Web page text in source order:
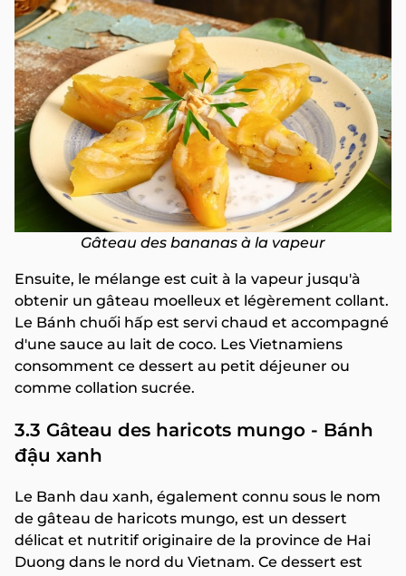
Gâteau des bananas à la vapeur
Ensuite, le mélange est cuit à la vapeur jusqu'à
obtenir un gâteau moelleux et légèrement collant.
Le Bánh chuối hấp est servi chaud et accompagné
d'une sauce au lait de coco. Les Vietnamiens
consomment ce dessert au petit déjeuner ou
comme collation sucrée.
3.3 Gâteau des haricots mungo - Bánh
đậu xanh
Le Banh dau xanh, également connu sous le nom
de gâteau de haricots mungo, est un dessert
délicat et nutritif originaire de la province de Hai
Duong dans le nord du Vietnam. Ce dessert est